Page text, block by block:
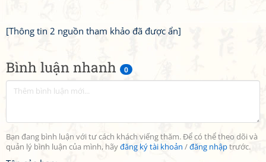
Bình luận nhanh 0
Bạn đang bình luận với tư cách khách viếng thăm. Để có thể theo dõi và
quản lý bình luận của mình, hãyđăng ký tài khoản /đăng nhậptrước.
[Thông tin 2 nguồn tham khảo đã được ẩn]